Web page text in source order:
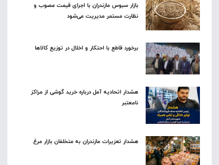
بازار سبوس مازندران با اجرای قیمت مصوب و
نظارت مستمر مدیریت می‌شود
برخورد قاطع با احتکار و اخلال در توزیع کالاها
هشدار اتحادیه آمل درباره خرید گوشی از مراکز
نامعتبر
هشدار تعزیرات مازندران به متخلفان بازار مرغ